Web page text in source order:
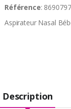
Référence:
Aspirateur Nasal
Description